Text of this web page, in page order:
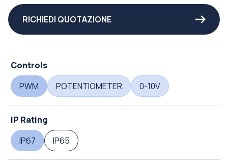
RICHIEDI QUOTAZIONE
Controls
PWM
POTENTIOMETER 0-10V
IP Rating
IP67
IP65